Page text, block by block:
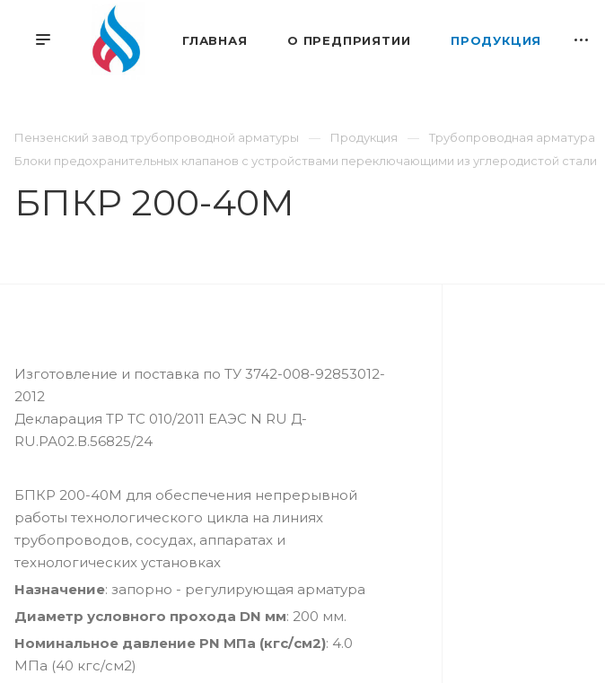
ГЛАВНАЯ О ПРЕДПРИЯТИИ ПРОДУКЦИЯ
Пензенский завод трубопроводной арматуры Продукция Трубопроводная арматура
Блоки предохранительных клапанов с устройствами переключающими из углеродистой стали
БПКР 200-40М
Изготовление и поставка по ТУ 3742-008-92853012-
2012
Декларация ТР ТС 010/2011 ЕАЭС N RU Д-
RU.РА02.В.56825/24
БПКР 200-40М для обеспечения непрерывной
работы технологического цикла на линиях
трубопроводов, сосудах, аппаратах и
технологических установках
Назначение: запорно - регулирующая арматура
Диаметр условного прохода DN мм: 200 мм.
Номинальное давление PN МПа (кгс/см2): 4.0
МПа (40 кгс/см2)